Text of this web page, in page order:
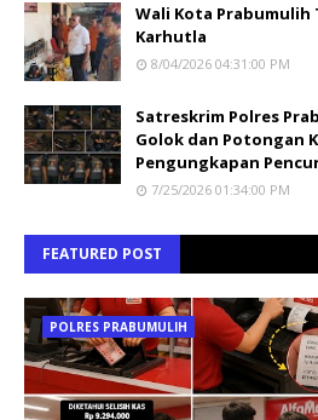
Wali Kota Prabumulih
Karhutla
8/04/2026 04:31:00 PM
Satreskrim Polres
Golok dan Potongan
Pengungkapan
7/25/2026 01:34:00 PM
FEATURED POST
POLRES PRABUMULIH